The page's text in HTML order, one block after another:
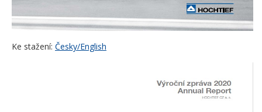
Ke stažení: Česky/English